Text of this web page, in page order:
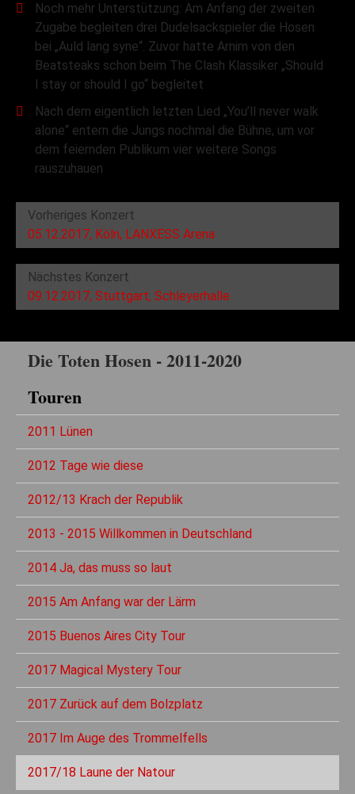
Noch mehr Unterstützung: Am Anfang der zweiten
Zugabe begleiten drei Dudelsackspieler die Hosen
bei „Auld lang syne“. Zuvor hatte Arnim von den
Beatsteaks schon beim The Clash Klassiker „Should
I stay or should I go“ begleitet
Nach dem eigentlich letzten Lied „You’ll never walk
alone“ entern die Jungs nochmal die Bühne, um vor
dem feiernden Publikum vier weitere Songs
rauszuhauen
Vorheriges Konzert
05.12.2017, Köln, LANXESS Arena
Nächstes Konzert
09.12.2017, Stuttgart, Schleyerhalle
Die Toten Hosen - 2011-2020
Touren
2011 Lünen
2012 Tage wie diese
2012/13 Krach der Republik
2013 - 2015 Willkommen in Deutschland
2014 Ja, das muss so laut
2015 Am Anfang war der Lärm
2015 Buenos Aires City Tour
2017 Magical Mystery Tour
2017 Zurück auf dem Bolzplatz
2017 Im Auge des Trommelfells
2017/18 Laune der Natour